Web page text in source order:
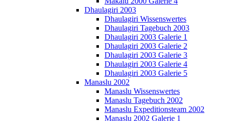
Dhaulagiri 2003
Dhaulagiri Wissenswertes
Dhaulagiri Tagebuch 2003
Dhaulagiri 2003 Galerie 1
Dhaulagiri 2003 Galerie 2
Dhaulagiri 2003 Galerie 3
Dhaulagiri 2003 Galerie 4
Dhaulagiri 2003 Galerie 5
Manaslu 2002
Manaslu Wissenswertes
Manaslu Tagebuch 2002
Manaslu Expeditionsteam 2002
Manaslu 2002 Galerie 1